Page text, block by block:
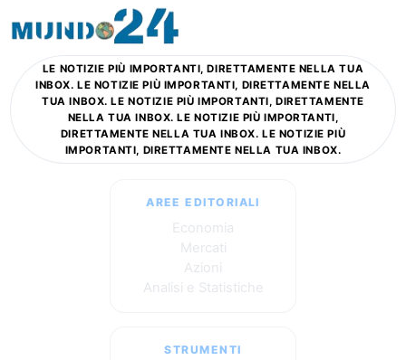
LE NOTIZIE PIÙ IMPORTANTI, DIRETTAMENTE NELLA TUA
INBOX. LE NOTIZIE PIÙ IMPORTANTI, DIRETTAMENTE NELLA
TUA INBOX. LE NOTIZIE PIÙ IMPORTANTI, DIRETTAMENTE
NELLA TUA INBOX. LE NOTIZIE PIÙ IMPORTANTI,
DIRETTAMENTE NELLA TUA INBOX. LE NOTIZIE PIÙ
IMPORTANTI, DIRETTAMENTE NELLA TUA INBOX.
AREE EDITORIALI
Economia
Mercati
Azioni
Analisi e Statistiche
STRUMENTI